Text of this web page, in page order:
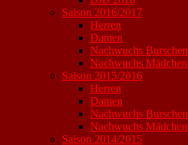
Saison 2016/2017
Herren
Damen
Nachwuchs Burschen
Nachwuchs Mädchen
Saison 2015/2016
Herren
Damen
Nachwuchs Burschen
Nachwuchs Mädchen
Saison 2014/2015